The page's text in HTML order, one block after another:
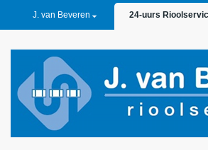
J. van Beveren 24-uurs